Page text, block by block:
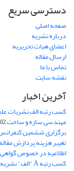
دسترسی سریع
صفحه اصلی
درباره نشریه
اعضای هیات تحریریه
ارسال مقاله
تماس با ما
نقشه سایت
آخرین اخبار
کسب رتبه الف نشریات
مهندسی سازه و ساخت17
برگزاری ششمین
تغییر هزینه پردازش
اطلاعیه در خصوص
کسب رتبه A "الف" نشریه مهندسی سازه و ساخت